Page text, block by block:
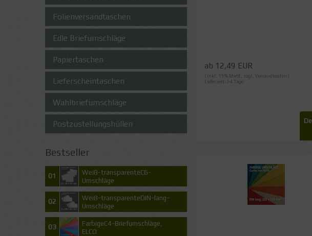
Folienversandtaschen
Edle Briefumschläge
Papiertaschen
Lieferscheintaschen
Wahlbriefumschläge
Postzustellungshüllen
Bestseller
01
Weiß-transparenteC6-
Umschläge
02
Weiß-transparenteDIN-lang-
Umschläge
03
FarbigeC4-Briefumschläge,
ELCO
ab 12,49 EUR
( inkl. 19 % MwSt. zzgl. Versandkosten )
Lieferzeit:3-4 Tage